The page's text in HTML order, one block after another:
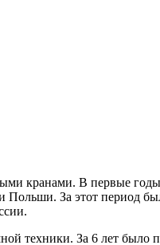
кранами. В первые
Польши. За этот период
техники. За 6 лет было